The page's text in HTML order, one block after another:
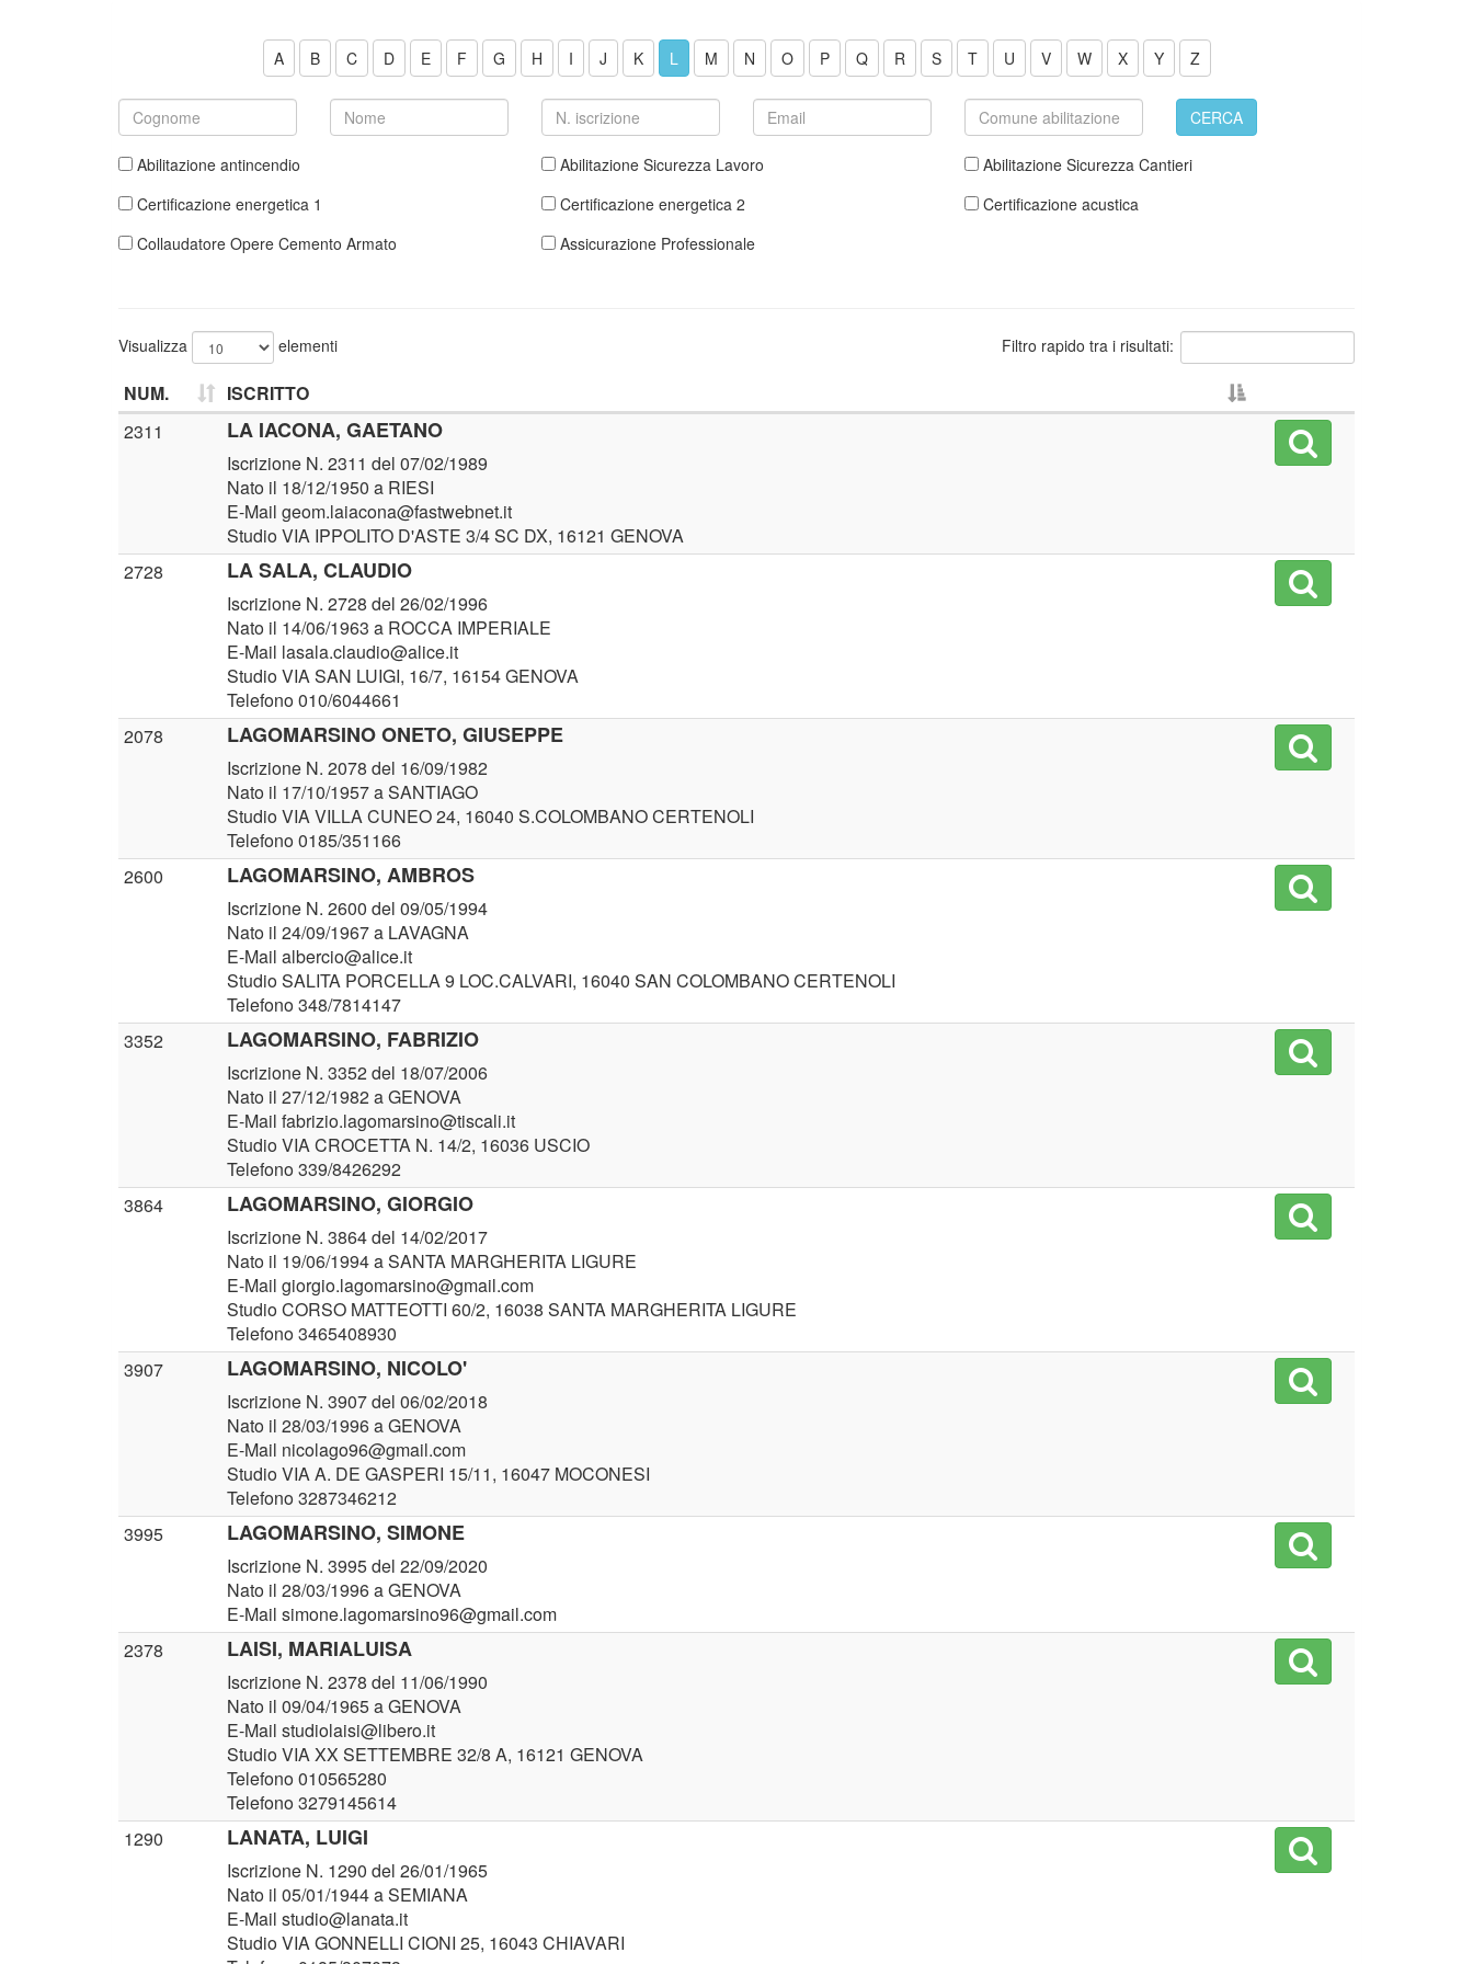
A B C D E F G H I J K L M N O P Q R S T U V W X Y Z
CERCA
Abilitazione antincendio Abilitazione Sicurezza Lavoro
Abilitazione Sicurezza Cantieri
Certificazione energetica 1
Certificazione energetica 2
Certificazione acustica
Collaudatore Opere Cemento Armato
Assicurazione Professionale
Visualizza elementi Filtro rapido tra i risultati:
NUM.
ISCRITTO
2311
LA IACONA, GAETANO
Iscrizione N. 2311 del 07/02/1989
Nato il 18/12/1950 a RIESI
E-Mail geom.laiacona@fastwebnet.it
Studio VIA IPPOLITO D'ASTE 3/4 SC DX, 16121 GENOVA
2728
LA SALA, CLAUDIO
Iscrizione N. 2728 del 26/02/1996
Nato il 14/06/1963 a ROCCA IMPERIALE
E-Mail lasala.claudio@alice.it
Studio VIA SAN LUIGI, 16/7, 16154 GENOVA
Telefono 010/6044661
2078
LAGOMARSINO ONETO, GIUSEPPE
Iscrizione N. 2078 del 16/09/1982
Nato il 17/10/1957 a SANTIAGO
Studio VIA VILLA CUNEO 24, 16040 S.COLOMBANO CERTENOLI
Telefono 0185/351166
2600
LAGOMARSINO, AMBROS
Iscrizione N. 2600 del 09/05/1994
Nato il 24/09/1967 a LAVAGNA
E-Mail albercio@alice.it
Studio SALITA PORCELLA 9 LOC.CALVARI, 16040 SAN COLOMBANO CERTENOLI
Telefono 348/7814147
3352
LAGOMARSINO, FABRIZIO
Iscrizione N. 3352 del 18/07/2006
Nato il 27/12/1982 a GENOVA
E-Mail fabrizio.lagomarsino@tiscali.it
Studio VIA CROCETTA N. 14/2, 16036 USCIO
Telefono 339/8426292
3864
LAGOMARSINO, GIORGIO
Iscrizione N. 3864 del 14/02/2017
Nato il 19/06/1994 a SANTA MARGHERITA LIGURE
E-Mail giorgio.lagomarsino@gmail.com
Studio CORSO MATTEOTTI 60/2, 16038 SANTA MARGHERITA LIGURE
Telefono 3465408930
3907
LAGOMARSINO, NICOLO'
Iscrizione N. 3907 del 06/02/2018
Nato il 28/03/1996 a GENOVA
E-Mail nicolago96@gmail.com
Studio VIA A. DE GASPERI 15/11, 16047 MOCONESI
Telefono 3287346212
3995
LAGOMARSINO, SIMONE
Iscrizione N. 3995 del 22/09/2020
Nato il 28/03/1996 a GENOVA
E-Mail simone.lagomarsino96@gmail.com
2378
LAISI, MARIALUISA
Iscrizione N. 2378 del 11/06/1990
Nato il 09/04/1965 a GENOVA
E-Mail studiolaisi@libero.it
Studio VIA XX SETTEMBRE 32/8 A, 16121 GENOVA
Telefono 010565280
Telefono 3279145614
1290
LANATA, LUIGI
Iscrizione N. 1290 del 26/01/1965
Nato il 05/01/1944 a SEMIANA
E-Mail studio@lanata.it
Studio VIA GONNELLI CIONI 25, 16043 CHIAVARI